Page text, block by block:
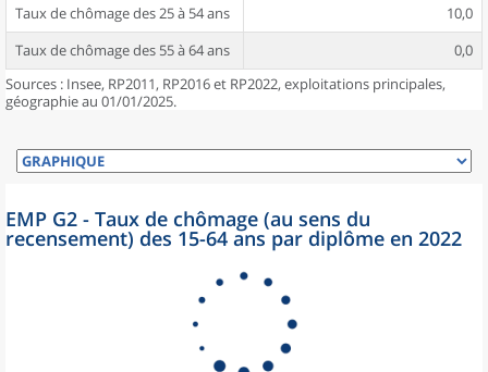
Taux de chômage des 25 à 54 ans
10,0
Taux de chômage des 55 à 64 ans
0,0
Sources : Insee, RP2011, RP2016 et RP2022, exploitations principales,
géographie au 01/01/2025.
EMP G2 - Taux de chômage (au sens du
recensement) des 15-64 ans par diplôme en 2022